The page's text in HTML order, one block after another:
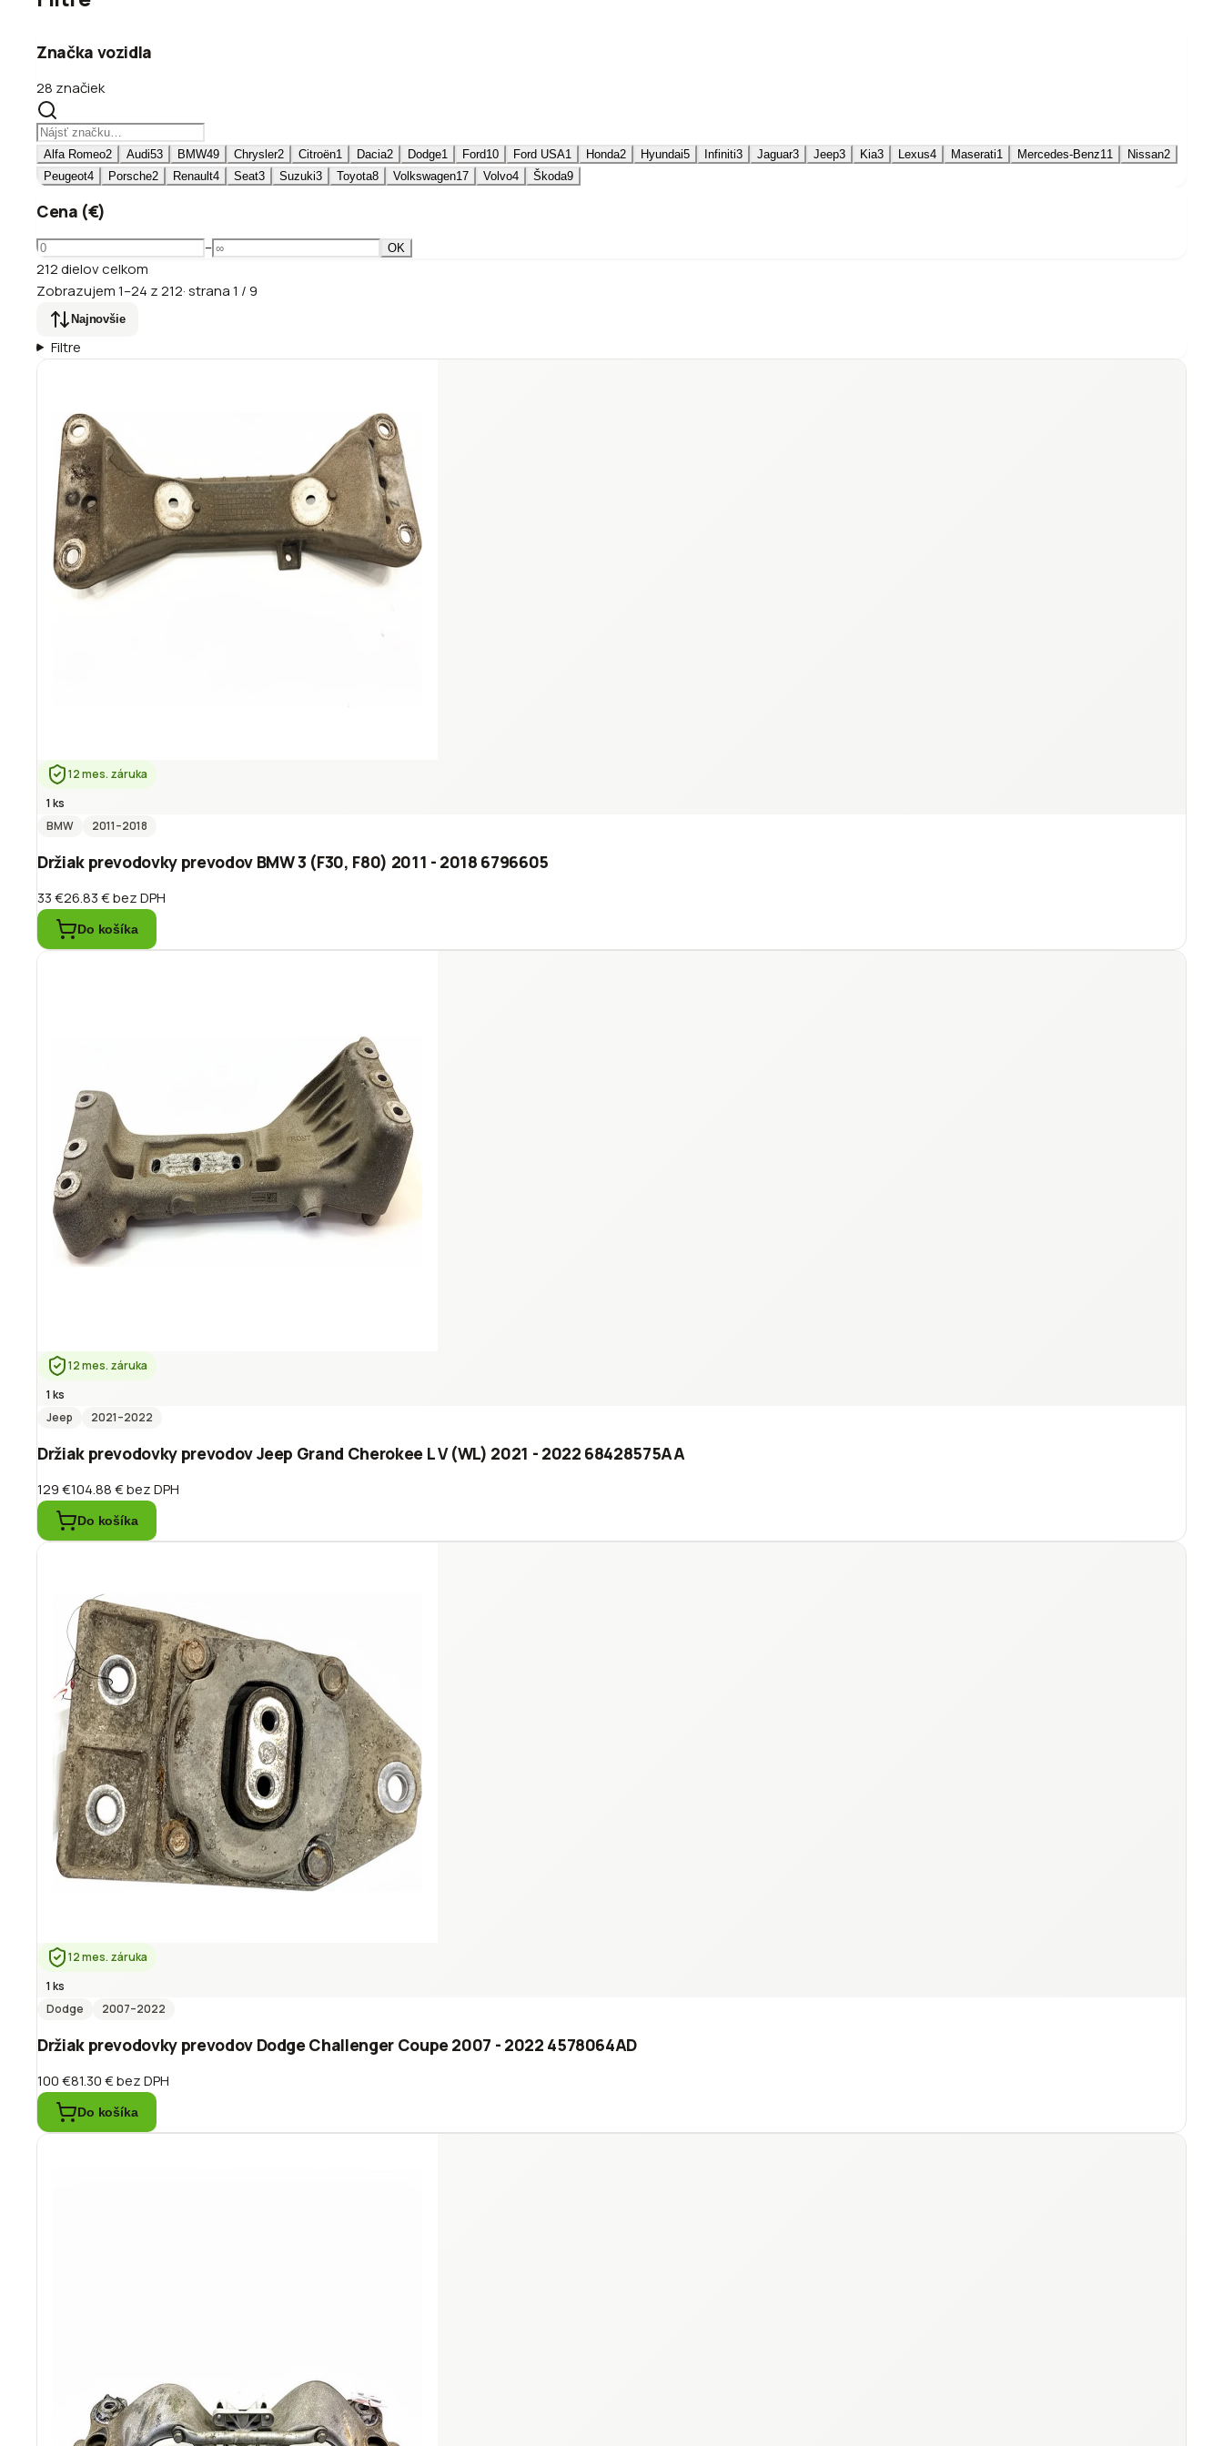
Značka vozidla
28 značiek
Alfa Romeo2 Audi53 BMW49 Chrysler2 Citroën1 Dacia2 Dodge1 Ford10 Ford USA1 Honda2 Hyundai5 Infiniti3 Jaguar3 Jeep3 Kia3 Lexus4 Maserati1 Mercedes-Benz11 Nissan2
Peugeot4 Porsche2 Renault4 Seat3 Suzuki3 Toyota8 Volkswagen17 Volvo4 Škoda9
Cena (€)
– OK
212dielovcelkom
Zobrazujem1–24 z212·strana1 /9
Najnovšie
Filtre
12 mes. záruka
1 ks
BMW
2011–2018
Držiak prevodovky prevodov BMW 3 (F30, F80) 2011 - 2018 6796605
33 €26.83 €bez DPH
Do košíka
12 mes. záruka
1 ks
Jeep
2021–2022
Držiak prevodovky prevodov Jeep Grand Cherokee L V (WL) 2021 - 2022 68428575AA
129 €104.88 €bez DPH
Do košíka
12 mes. záruka
1 ks
Dodge
2007–2022
Držiak prevodovky prevodov Dodge Challenger Coupe 2007 - 2022 4578064AD
100 €81.30 €bez DPH
Do košíka